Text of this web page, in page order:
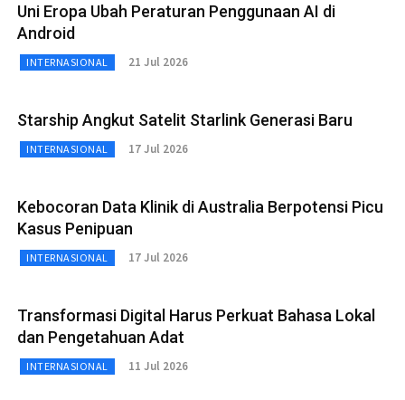
Uni Eropa Ubah Peraturan Penggunaan AI di
Android
INTERNASIONAL 21 Jul 2026
Starship Angkut Satelit Starlink Generasi Baru
INTERNASIONAL 17 Jul 2026
Kebocoran Data Klinik di Australia Berpotensi Picu
Kasus Penipuan
INTERNASIONAL 17 Jul 2026
Transformasi Digital Harus Perkuat Bahasa Lokal
dan Pengetahuan Adat
INTERNASIONAL 11 Jul 2026